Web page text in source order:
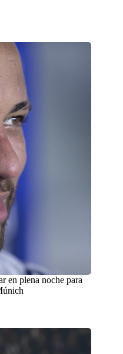
en plena noche para